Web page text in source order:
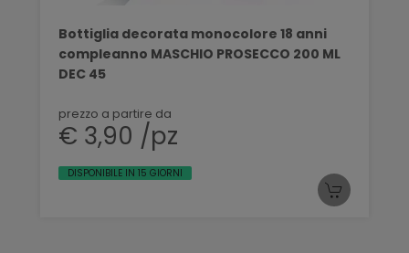
Bottiglia decorata monocolore 18 anni
compleanno MASCHIO PROSECCO 200 ML
DEC 45
prezzo a partire da
€ 3,90 /pz
DISPONIBILE IN 15 GIORNI